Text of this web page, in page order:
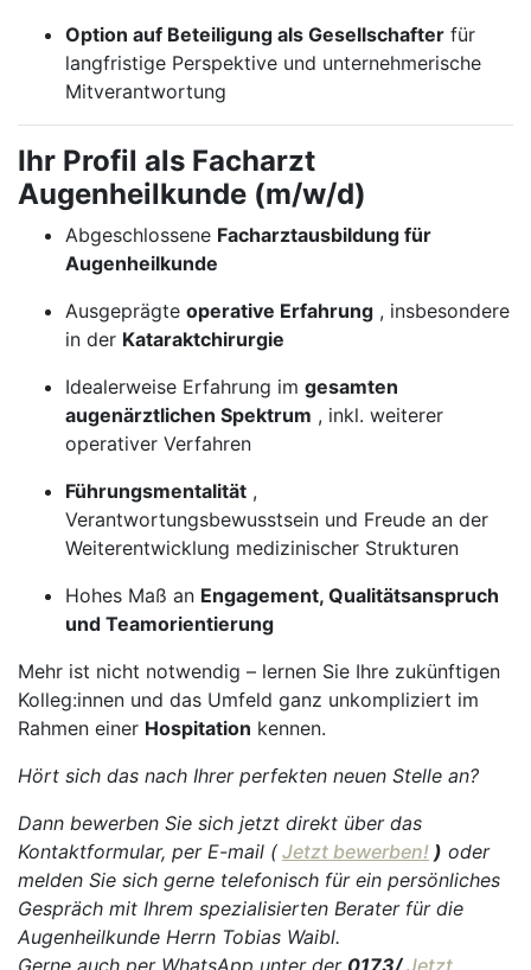
Option auf Beteiligung als Gesellschafter für
langfristige Perspektive und unternehmerische
Mitverantwortung
Ihr Profil als Facharzt
Augenheilkunde (m/w/d)
Abgeschlossene Facharztausbildung für
Augenheilkunde
Ausgeprägte operative Erfahrung , insbesondere
in der Kataraktchirurgie
Idealerweise Erfahrung im gesamten
augenärztlichen Spektrum , inkl. weiterer
operativer Verfahren
Führungsmentalität ,
Verantwortungsbewusstsein und Freude an der
Weiterentwicklung medizinischer Strukturen
Hohes Maß an Engagement, Qualitätsanspruch
und Teamorientierung
Mehr ist nicht notwendig – lernen Sie Ihre zukünftigen
Kolleg:innen und das Umfeld ganz unkompliziert im
Rahmen einer Hospitation kennen.
Hört sich das nach Ihrer perfekten neuen Stelle an?
Dann bewerben Sie sich jetzt direkt über das
Kontaktformular, per E-mail ( Jetzt bewerben! ) oder
melden Sie sich gerne telefonisch für ein persönliches
Gespräch mit Ihrem spezialisierten Berater für die
Augenheilkunde Herrn Tobias Waibl.
Gerne auch per WhatsApp unter der 0173/Jetzt